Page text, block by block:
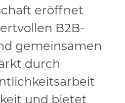
eröffnet
B2B-
gemeinsamen
durch
und bietet